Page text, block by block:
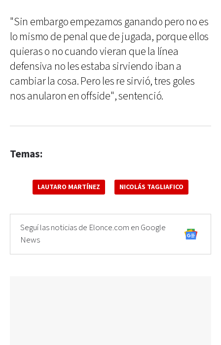
"Sin embargo empezamos ganando pero no es
lo mismo de penal que de jugada, porque ellos
quieras o no cuando vieran que la línea
defensiva no les estaba sirviendo iban a
cambiar la cosa. Pero les re sirvió, tres goles
nos anularon en offside", sentenció.
Temas:
LAUTARO MARTÍNEZ NICOLÁS TAGLIAFICO
Seguí las noticias de Elonce.com en Google
News